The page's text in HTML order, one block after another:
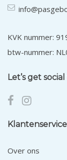
KVK nummer:
btw-nummer:
Let’s get
Klantenservice
Over ons